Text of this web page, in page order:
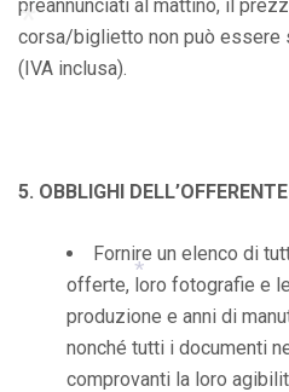
preannunciati al mattino, il
corsa/biglietto non può essere
(IVA inclusa).
5. OBBLIGHI DELL’OFFERENTE
Fornire un elenco di
offerte, loro fotografie e
produzione e anni di
nonché tutti i documenti
comprovanti la loro
*
*